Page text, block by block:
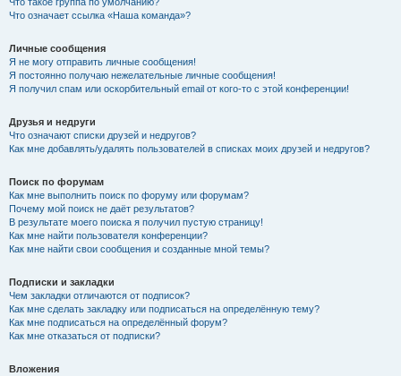
Что означает ссылка «Наша команда»?
Личные сообщения
Я не могу отправить личные сообщения!
Я постоянно получаю нежелательные личные сообщения!
Я получил спам или оскорбительный email от кого-то с этой конференции!
Друзья и недруги
Что означают списки друзей и недругов?
Как мне добавлять/удалять пользователей в списках моих друзей и недругов?
Поиск по форумам
Как мне выполнить поиск по форуму или форумам?
Почему мой поиск не даёт результатов?
В результате моего поиска я получил пустую страницу!
Как мне найти пользователя конференции?
Как мне найти свои сообщения и созданные мной темы?
Подписки и закладки
Чем закладки отличаются от подписок?
Как мне сделать закладку или подписаться на определённую тему?
Как мне подписаться на определённый форум?
Как мне отказаться от подписки?
Вложения